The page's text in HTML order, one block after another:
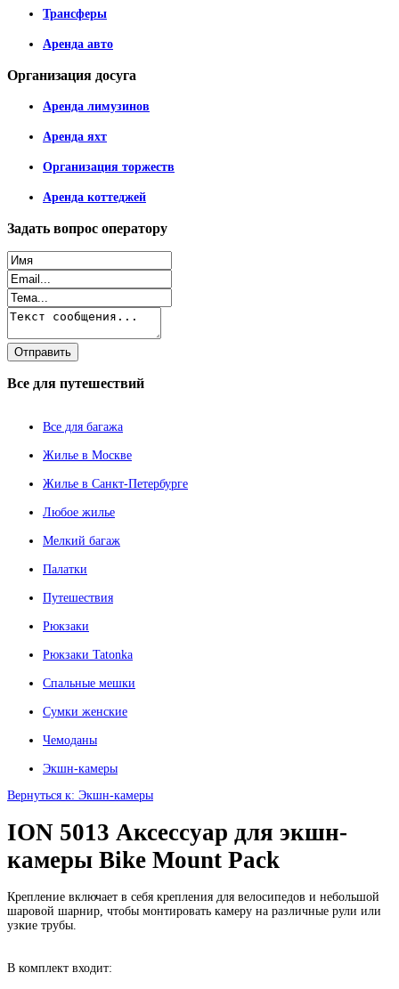
Трансферы
Аренда авто
Организация досуга
Аренда лимузинов
Аренда яхт
Организация торжеств
Аренда коттеджей
Задать вопрос оператору
Все для путешествий
Все для багажа
Жилье в Москве
Жилье в Санкт-Петербурге
Любое жилье
Мелкий багаж
Палатки
Путешествия
Рюкзаки
Рюкзаки Tatonka
Спальные мешки
Сумки женские
Чемоданы
Экшн-камеры
Вернуться к: Экшн-камеры
ION 5013 Аксессуар для экшн-
камеры Bike Mount Pack
Крепление включает в себя крепления для велосипедов и небольшой
шаровой шарнир, чтобы монтировать камеру на различные рули или
узкие трубы.
В комплект входит: